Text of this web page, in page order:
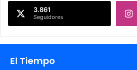
3.861
Seguidores
El Tiempo